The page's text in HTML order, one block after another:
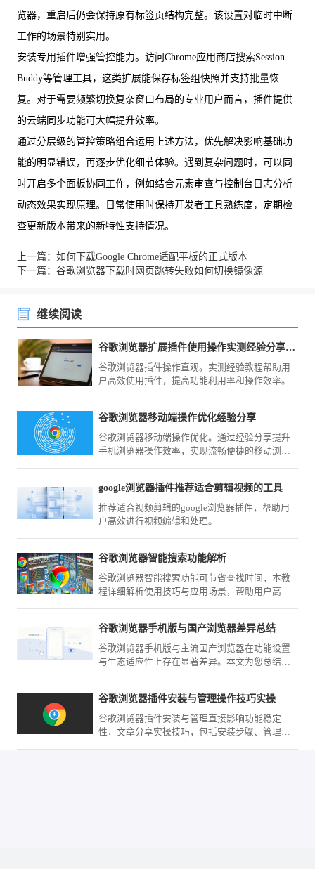
览器，重启后仍会保持原有标签页结构完整。该设置对临时中断
工作的场景特别实用。
安装专用插件增强管控能力。访问Chrome应用商店搜索Session
Buddy等管理工具，这类扩展能保存标签组快照并支持批量恢
复。对于需要频繁切换复杂窗口布局的专业用户而言，插件提供
的云端同步功能可大幅提升效率。
通过分层级的管控策略组合运用上述方法，优先解决影响基础功
能的明显错误，再逐步优化细节体验。遇到复杂问题时，可以同
时开启多个面板协同工作，例如结合元素审查与控制台日志分析
动态效果实现原理。日常使用时保持开发者工具熟练度，定期检
查更新版本带来的新特性支持情况。
上一篇：如何下载Google Chrome适配平板的正式版本
下一篇：谷歌浏览器下载时网页跳转失败如何切换镜像源
继续阅读
谷歌浏览器扩展插件使用操作实测经验分享教程
谷歌浏览器插件操作直观。实测经验教程帮助用
户高效使用插件，提高功能利用率和操作效率。
谷歌浏览器移动端操作优化经验分享
谷歌浏览器移动端操作优化。通过经验分享提升
手机浏览器操作效率，实现流畅便捷的移动浏览
google浏览器插件推荐适合剪辑视频的工具
推荐适合视频剪辑的google浏览器插件，帮助用
户高效进行视频编辑和处理。
谷歌浏览器智能搜索功能解析
谷歌浏览器智能搜索功能可节省查找时间，本教
程详细解析使用技巧与应用场景，帮助用户高效
谷歌浏览器手机版与国产浏览器差异总结
谷歌浏览器手机版与主流国产浏览器在功能设置
与生态适应性上存在显著差异。本文为您总结核
谷歌浏览器插件安装与管理操作技巧实操
谷歌浏览器插件安装与管理直接影响功能稳定
性，文章分享实操技巧，包括安装步骤、管理方